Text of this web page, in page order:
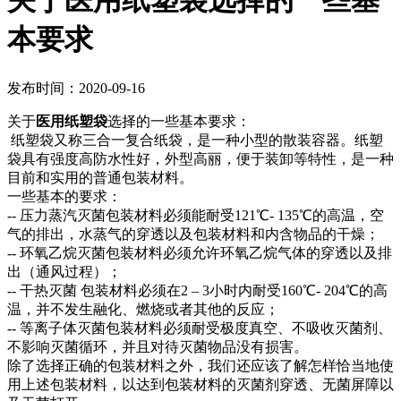
本要求
发布时间：2020-09-16
关于医用纸塑袋选择的一些基本要求：
纸塑袋又称三合一复合纸袋，是一种小型的散装容器。纸塑
袋具有强度高防水性好，外型高丽，便于装卸等特性，是一种
目前和实用的普通包装材料。
一些基本的要求：
-- 压力蒸汽灭菌包装材料必须能耐受121℃- 135℃的高温，空
气的排出，水蒸气的穿透以及包装材料和内含物品的干燥；
-- 环氧乙烷灭菌包装材料必须允许环氧乙烷气体的穿透以及排
出（通风过程）；
-- 干热灭菌 包装材料必须在2 – 3小时内耐受160℃- 204℃的高
温，并不发生融化、燃烧或者其他的反应；
-- 等离子体灭菌包装材料必须耐受极度真空、不吸收灭菌剂、
不影响灭菌循环，并且对待灭菌物品没有损害。
除了选择正确的包装材料之外，我们还应该了解怎样恰当地使
用上述包装材料，以达到包装材料的灭菌剂穿透、无菌屏障以